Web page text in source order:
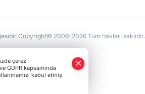
Copyright© 2006-2026 Tüm hakları saklıdır.
çerez
GDPR kapsamında
kabul etmiş